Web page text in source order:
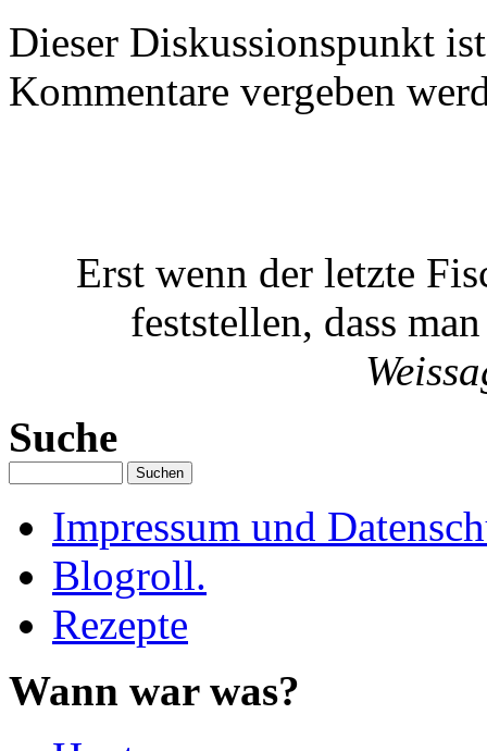
Dieser Diskussionspunkt
Kommentare vergeben
Erst wenn der letzte
feststellen, dass
Suche
Impressum und
Blogroll.
Rezepte
Wann war was?